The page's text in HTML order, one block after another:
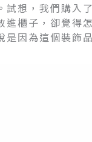
想，我們購入
櫃子，卻覺得
因為這個裝飾